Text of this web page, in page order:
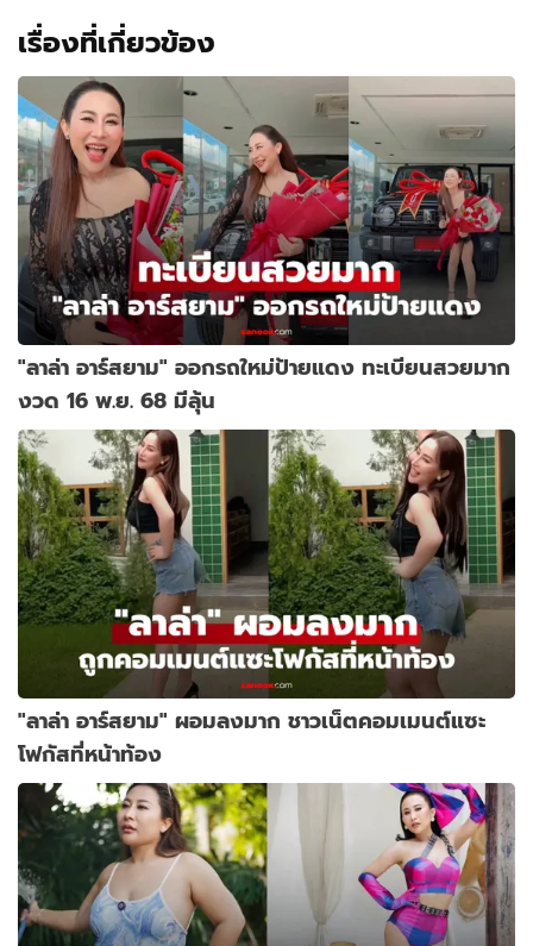
เรื่องที่เกี่ยวข้อง
"ลาล่า อาร์สยาม" ออกรถใหม่ป้ายแดง ทะเบียนสวยมาก
งวด 16 พ.ย. 68 มีลุ้น
"ลาล่า อาร์สยาม" ผอมลงมาก ชาวเน็ตคอมเมนต์แซะ
โฟกัสที่หน้าท้อง